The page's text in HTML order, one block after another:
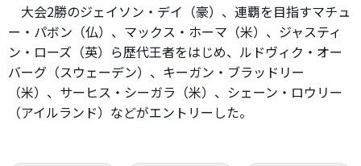
大会2勝のジェイソン・デイ（豪）、連覇を目指すマチュ
ー・パボン（仏）、マックス・ホーマ（米）、ジャスティ
ン・ローズ（英）ら歴代王者をはじめ、ルドヴィク・オー
バーグ（スウェーデン）、キーガン・ブラッドリー
（米）、サーヒス・シーガラ（米）、シェーン・ロウリー
（アイルランド）などがエントリーした。